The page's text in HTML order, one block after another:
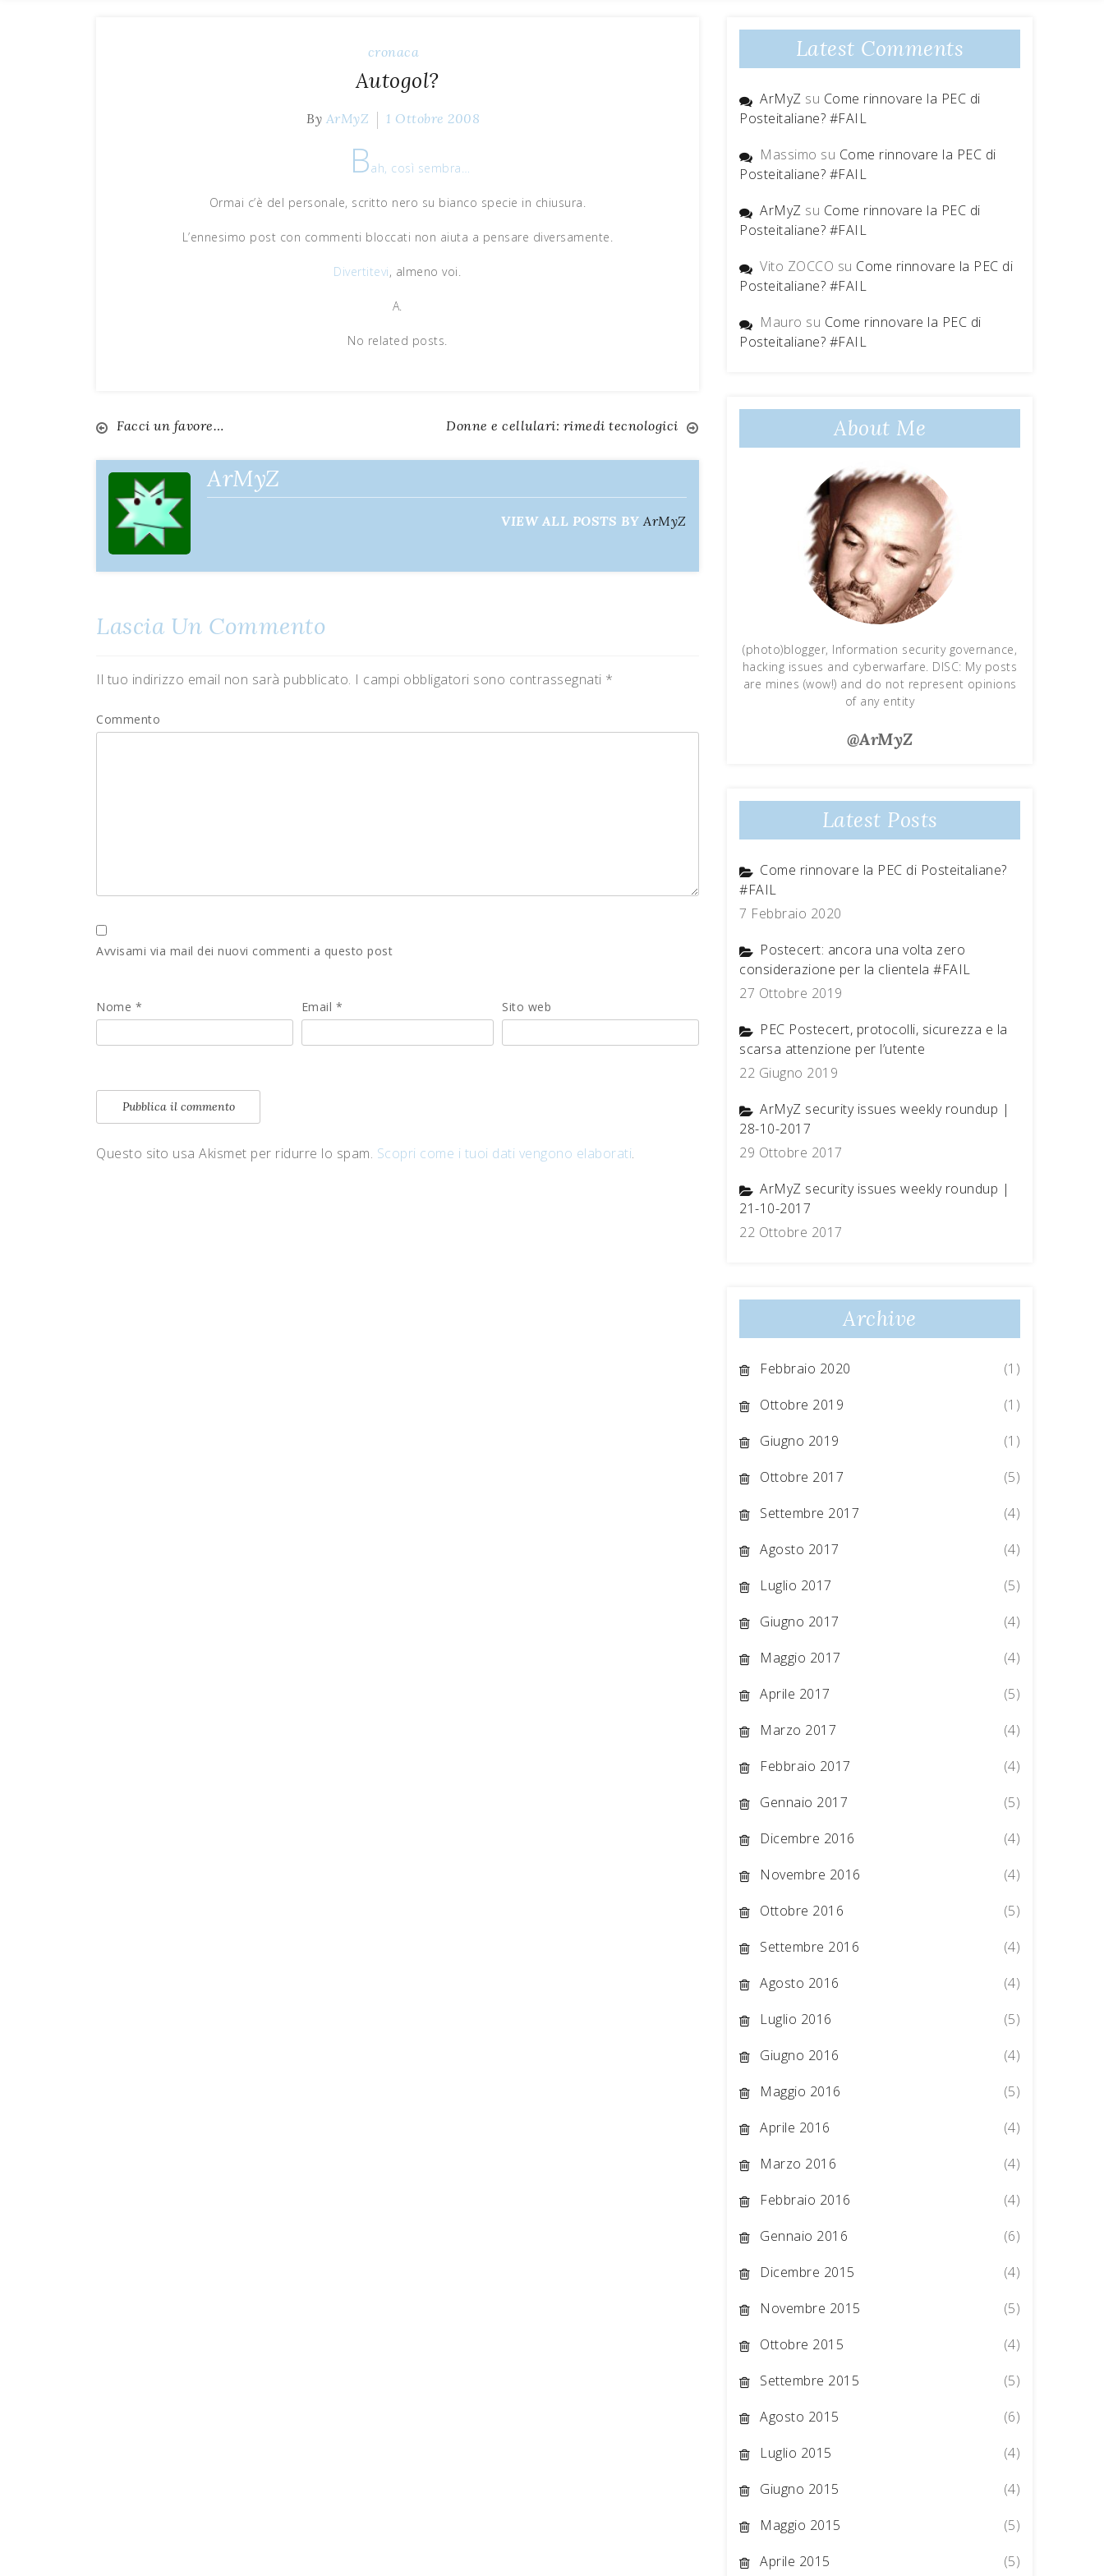
cronaca
Autogol?
By ArMyZ 1 Ottobre 2008
Bah, così sembra…
Ormai c’è del personale, scritto nero su bianco specie in chiusura.
L’ennesimo post con commenti bloccati non aiuta a pensare diversamente.
Divertitevi, almeno voi.
A.
No related posts.
Navigazione
articoli
Facci un favore… Donne e cellulari: rimedi tecnologici
ArMyZ
VIEW ALL POSTS BYArMyZ
Lascia Un Commento
Il tuo indirizzo email non sarà pubblicato. I campi obbligatori sono contrassegnati *
Commento
Avvisami via mail dei nuovi commenti a questo post
Nome * Email * Sito web
Questo sito usa Akismet per ridurre lo spam. Scopri come i tuoi dati vengono elaborati.
Latest Comments
ArMyZ su Come rinnovare la PEC di
Posteitaliane? #FAIL
Massimo su Come rinnovare la PEC di
Posteitaliane? #FAIL
ArMyZ su Come rinnovare la PEC di
Posteitaliane? #FAIL
Vito ZOCCO su Come rinnovare la PEC di
Posteitaliane? #FAIL
Mauro su Come rinnovare la PEC di
Posteitaliane? #FAIL
About Me
(photo)blogger, Information security governance,
hacking issues and cyberwarfare. DISC: My posts
are mines (wow!) and do not represent opinions
of any entity
@ArMyZ
Latest Posts
Come rinnovare la PEC di Posteitaliane?
#FAIL
7 Febbraio 2020
Postecert: ancora una volta zero
considerazione per la clientela #FAIL
27 Ottobre 2019
PEC Postecert, protocolli, sicurezza e la
scarsa attenzione per l’utente
22 Giugno 2019
ArMyZ security issues weekly roundup |
28-10-2017
29 Ottobre 2017
ArMyZ security issues weekly roundup |
21-10-2017
22 Ottobre 2017
Archive
Febbraio 2020
(1)
Ottobre 2019
(1)
Giugno 2019
(1)
Ottobre 2017
(5)
Settembre 2017
(4)
Agosto 2017
(4)
Luglio 2017
(5)
Giugno 2017
(4)
Maggio 2017
(4)
Aprile 2017
(5)
Marzo 2017
(4)
Febbraio 2017
(4)
Gennaio 2017
(5)
Dicembre 2016
(4)
Novembre 2016
(4)
Ottobre 2016
(5)
Settembre 2016
(4)
Agosto 2016
(4)
Luglio 2016
(5)
Giugno 2016
(4)
Maggio 2016
(5)
Aprile 2016
(4)
Marzo 2016
(4)
Febbraio 2016
(4)
Gennaio 2016
(6)
Dicembre 2015
(4)
Novembre 2015
(5)
Ottobre 2015
(4)
Settembre 2015
(5)
Agosto 2015
(6)
Luglio 2015
(4)
Giugno 2015
(4)
Maggio 2015
(5)
Aprile 2015
(5)